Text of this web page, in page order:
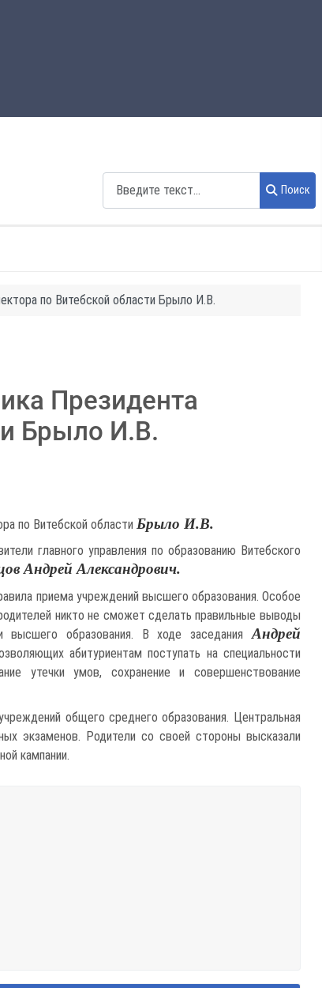
Поиск
по Витебской области Брыло И.В.
Президента
Брыло И.В.
по Витебской области Брыло И.В.
главного управления по образованию Витебского
Андрей Александрович.
приема учреждений высшего образования. Особое
никто не сможет сделать правильные выводы
высшего образования. В ходе заседанияАндрей
абитуриентам поступать на специальности
утечки умов, сохранение и совершенствование
общего среднего образования. Центральная
экзаменов. Родители со своей стороны высказали
кампании.